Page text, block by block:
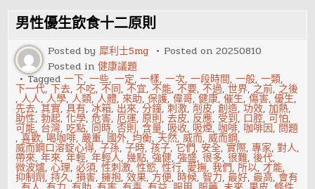
貪
均
衡
飲
食
最
重
要
男性優生飲食十二原則
Posted by犀利士5mg Posted on20250810
Posted in健康議題
Tagged一下,一些,一定,一樣,一次,一段時間,一般,一類,
下一代,下去,不吃,不同,不宜,不能,不要,不過,世界, 之前, 之後
,人人,人學,人類,人體,來助,保護,偉哥,健康,催生,傷害,優生,
先去,其實,具有,冰箱, 出來,分鐘,刺激,削皮,創造,功效,加熱,
助性,勃起,化學,危害, 厄運,原則,去皮, 反應, 受到, 口腔,可怕,
可能, 台灣, 吃點, 同時,否則,含量, 吸收, 吸煙, 咖啡, 咖啡因, 問題
,喜歡, 喝咖啡,嚴重, 國外,均衡,天然,威而,威而鋼,
威而鋼口溶錠心得,子孫,子時,孩子, 它們, 安全,實際,專家,對人,
帶來,年來,年輕,年輕人,幾點,強健,強盛,很多,很難,後代,
微波爐,心理,必須,性刺激,性慾,性行, 愛撫,我們,所以,才能,
抑制劑,持久,損害,擁抱,效果, 方便, 時候,智力,最好,最高,會有